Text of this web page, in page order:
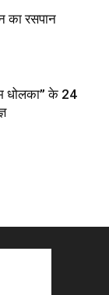
का रसपान
धोलका” के 24